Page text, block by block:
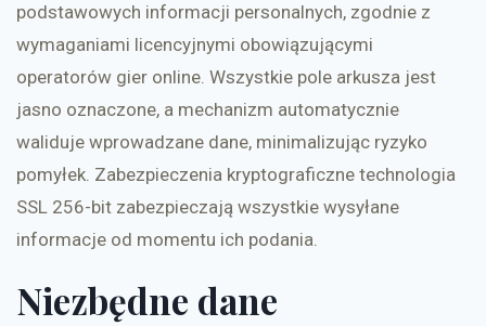
podstawowych informacji personalnych, zgodnie z
wymaganiami licencyjnymi obowiązującymi
operatorów gier online. Wszystkie pole arkusza jest
jasno oznaczone, a mechanizm automatycznie
waliduje wprowadzane dane, minimalizując ryzyko
pomyłek. Zabezpieczenia kryptograficzne technologia
SSL 256-bit zabezpieczają wszystkie wysyłane
informacje od momentu ich podania.
Niezbędne dane